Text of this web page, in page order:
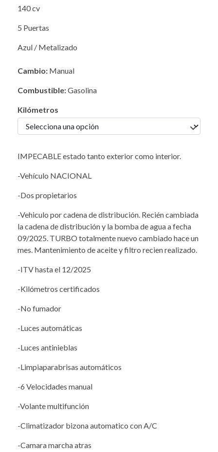
140 cv
5 Puertas
Azul / Metalizado
Cambio: Manual
Combustible:Gasolina
Kilómetros
IMPECABLE estado tanto exterior como interior.
-Vehículo NACIONAL
-Dos propietarios
-Vehiculo por cadena de distribución. Recién cambiada
la cadena de distribución y la bomba de agua a fecha
09/2025. TURBO totalmente nuevo cambiado hace un
mes. Mantenimiento de aceite y filtro recien realizado.
-ITV hasta el 12/2025
-Kilómetros certificados
-No fumador
-Luces automáticas
-Luces antinieblas
-Limpiaparabrisas automáticos
-6 Velocidades manual
-Volante multifunción
-Climatizador bizona automatico con A/C
-Camara marcha atras